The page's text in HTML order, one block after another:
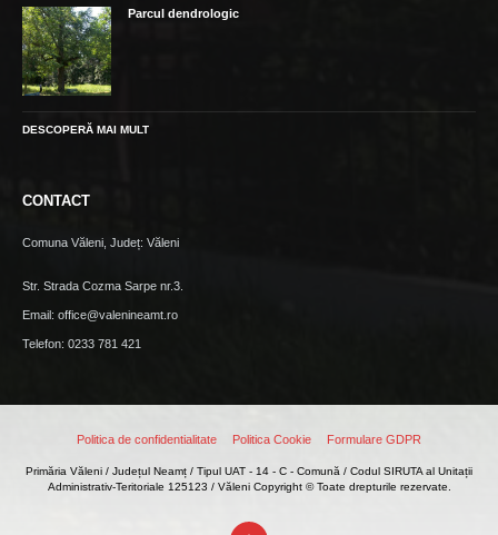
Parcul dendrologic
DESCOPERĂ MAI MULT
CONTACT
Comuna Văleni, Județ: Văleni
Str. Strada Cozma Sarpe nr.3.
Email: office@valenineamt.ro
Telefon: 0233 781 421
Politica de confidentialitate Politica Cookie Formulare GDPR
Primăria Văleni / Județul Neamț / Tipul UAT - 14 - C - Comună / Codul SIRUTA al Unitații
Administrativ-Teritoriale 125123 / Văleni Copyright © Toate drepturile rezervate.